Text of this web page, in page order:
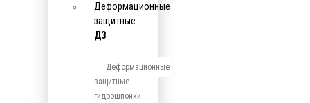
Деформационные
защитные
ДЗ
Деформационные
защитные
гидрошпонки